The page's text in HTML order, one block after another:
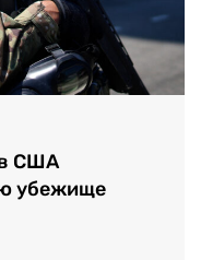
в США
убежище